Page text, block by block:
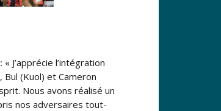
« J’apprécie l’intégration
(Kuol) et Cameron
Nous avons réalisé un
nos adversaires tout-